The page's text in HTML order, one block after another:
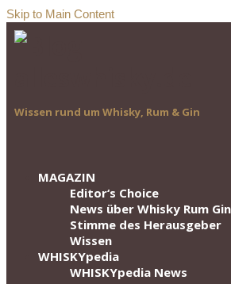
Skip to Main Content
Wissen rund um Whisky, Rum & Gin
MAGAZIN
Editor‘s Choice
News über Whisky Rum
Stimme des Herausgeber
Wissen
WHISKYpedia
WHISKYpedia News